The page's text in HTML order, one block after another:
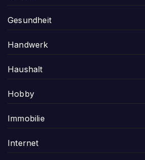
Gesundheit
Handwerk
Haushalt
Hobby
Immobilie
Internet